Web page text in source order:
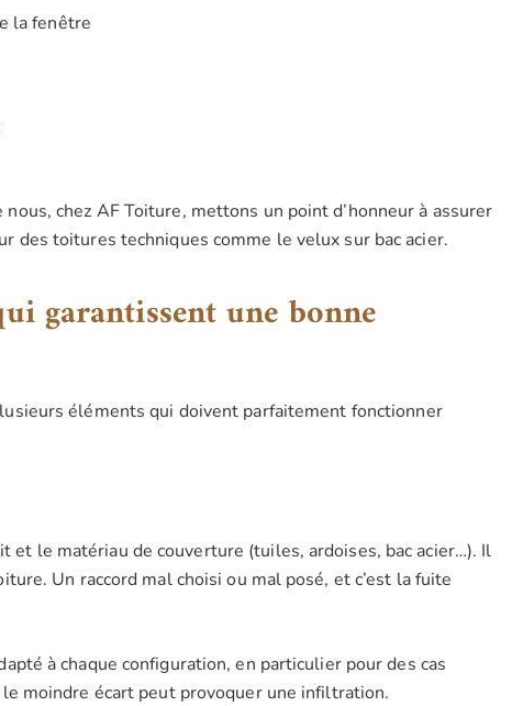
la fenêtre
chez AF Toiture, mettons un point d’honneur à assurer
des toitures techniques comme le velux sur bac acier.
garantissent une bonne
éléments qui doivent parfaitement fonctionner
et le matériau de couverture (tuiles, ardoises, bac acier…). Il
Un raccord mal choisi ou mal posé, et c’est la fuite
à chaque configuration, en particulier pour des cas
moindre écart peut provoquer une infiltration.